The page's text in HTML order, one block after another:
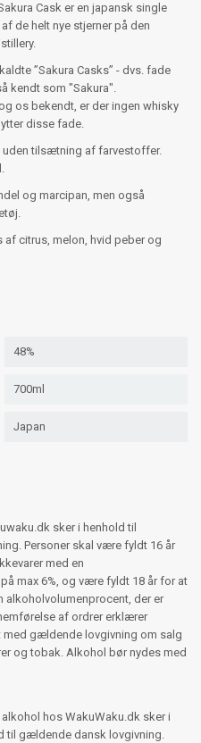
Cask er en japansk single
de helt nye stjerner på den
”Sakura Casks” - dvs. fade
kendt som "Sakura".
os bekendt, er der ingen whisky
disse fade.
uden tilsætning af farvestoffer.
og marcipan, men også
citrus, melon, hvid peber og
48%
700ml
Japan
sker i henhold til
Personer skal være fyldt 16 år
med en
max 6%, og være fyldt 18 år for at
alkoholvolumenprocent, der er
af ordrer erklærer
med gældende lovgivning om salg
og tobak. Alkohol bør nydes med
hos WakuWaku.dk sker i
til gældende dansk lovgivning.